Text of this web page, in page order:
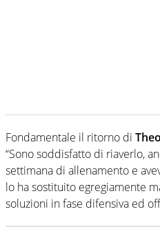
Fondamentale il ritorno di
“Sono soddisfatto di riaverlo,
settimana di allenamento e
lo ha sostituito egregiamente
soluzioni in fase difensiva ed